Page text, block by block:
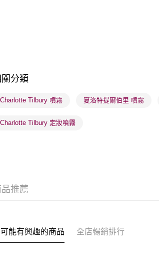
分類
Charlotte Tilbury 噴霧 夏洛特提爾伯里 噴霧
Charlotte Tilbury 定妝噴霧
品推薦
能有興趣的商品 全店暢銷排行